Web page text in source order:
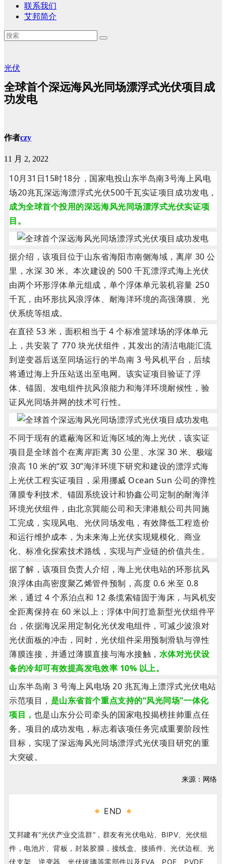
联系我们
艾邦简介
光伏
全球首个深远海风光同场漂浮式光伏项目成
功发电
作者czy
11 月 2, 2022
10月31日15时18分，国家电投山东半岛南3号海上风电
场20兆瓦深远海漂浮式光伏500千瓦实证项目成功发电，
成为全球首个投用的深远海风光同场漂浮式光伏实证项
目。
据介绍，该项目位于山东省海阳市南侧海域，离岸 30 公
里，水深 30 米。本次建设的 500 千瓦漂浮式海上光伏
由两个环形浮体单元组成，单个浮体单元装机容量 250
千瓦，由环形抗风浪浮体、耐海洋环境的高强薄膜、光
伏系统等组成。
在直径 53 米，面积相当于 4 个标准篮球场的浮体单元
上，共安装了 770 块光伏组件，其发出的清洁电能汇流
到逆变器后送至同场运行的半岛南 3 号风机平台，后续
将通过海上升压站送出至电网。该实证项目验证了浮
体、锚固、发电组件抗风浪能力和海洋环境耐候性，验
证风光同场并网的技术可行性。
不同于现有的遮蔽海区和近海区域的海上光伏，该实证
项目是全球首个在离岸距离 30 公里、水深 30 米、极端
浪高 10 米的“双 30”海洋环境下研究和建设的漂浮式海
上光伏工程实证项目，采用挪威 Ocean Sun 公司的弹性
薄膜专利技术、锚固系统设计和协鑫公司定制的耐海洋
环境光伏组件，由北京巽能公司和天津港航公司共同施
工完成，实现风电、光伏同场发电，有效降低工程造价
和运行维护成本，为未来海上光伏实现规模化、商业
化、标准化探索技术路线，实现与产业链的价值共生。
据了解，该项目负责人介绍，海上光伏电站的环形抗风
浪浮体由高密度聚乙烯管件预制，高度 0.6 米至 0.8
米，通过 4 个系泊点和 12 条缆索锚固于海床，与风机安
全距离保持在 60 米以上；浮体中间打造新型光伏组件平
台，依据海况采用定制化光伏发电组件，可减少波浪对
光伏面板的冲击，同时，光伏组件采用预制滑轨与弹性
薄膜连接，并通过薄膜直接与海水接触， 水体对光伏设
备的冷却可有效提高发电效率 10% 以上。
山东半岛南 3 号海上风电场 20 兆瓦海上漂浮式光伏电站
示范项目， 是山东省首个重点支持的“风光同场”一体化
项目， 也是山东分公司牵头的国家电投揭榜挂帅重点任
务。项目的成功发电，标志着该项任务完成重要阶段性
目标，实现了深远海风光同场漂浮式光伏项目研究的重
大突破。
来源：网络
END
艾邦建有“光伏产业交流群”，群友有光伏电站、BIPV、光伏组
件，电池片、背板，封装胶膜，接线盒、接插件、光伏边框、光
伏支架、逆变器、光伏玻璃等零部件以及EVA、POE、PVDF、